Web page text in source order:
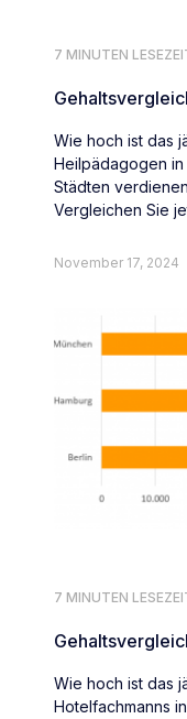
7 MINUTEN
Wie hoch ist das
Heilpädagogen
Städten
Vergleichen Sie
November 17, 2024
7 MINUTEN
Wie hoch ist das
Hotelfachmanns